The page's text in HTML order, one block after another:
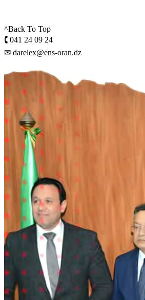
^Back To Top
🕻 041 24 09 24
✉ darelex@ens-oran.dz